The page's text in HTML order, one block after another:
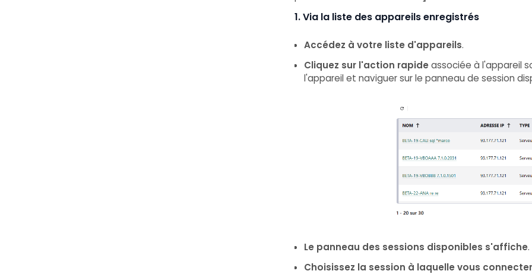
1. Via la liste des appareils enregistrés
Accédez à votre liste d'appareils.
Cliquez sur l'action rapideassociée à l'appareil
l'appareil et naviguer sur le panneau de session
Le panneau des sessions disponibles s'affiche.
Choisissez la session à laquelle vous connecter